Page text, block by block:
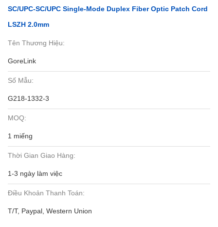
SC/UPC-SC/UPC Single-Mode Duplex Fiber Optic Patch Cord
LSZH 2.0mm
Tên Thương Hiệu:
GoreLink
Số Mẫu:
G218-1332-3
MOQ:
1 miếng
Thời Gian Giao Hàng:
1-3 ngày làm việc
Điều Khoản Thanh Toán:
T/T, Paypal, Western Union